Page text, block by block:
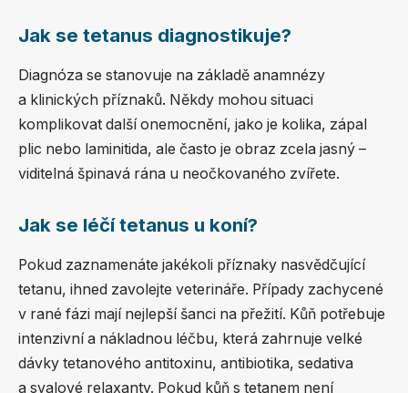
Jak se tetanus diagnostikuje?
Diagnóza se stanovuje na základě anamnézy
a klinických příznaků. Někdy mohou situaci
komplikovat další onemocnění, jako je kolika, zápal
plic nebo laminitida, ale často je obraz zcela jasný –
viditelná špinavá rána u neočkovaného zvířete.
Jak se léčí tetanus u koní?
Pokud zaznamenáte jakékoli příznaky nasvědčující
tetanu, ihned zavolejte veterináře. Případy zachycené
v rané fázi mají nejlepší šanci na přežití. Kůň potřebuje
intenzivní a nákladnou léčbu, která zahrnuje velké
dávky tetanového antitoxinu, antibiotika, sedativa
a svalové relaxanty. Pokud kůň s tetanem není